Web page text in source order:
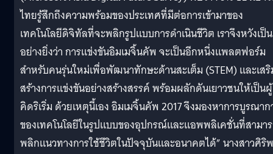
ไทยรู้สึกถึงความพร้อมของประเทศที่มีต่อการเข้ามาของ
เทคโนโลยีดิจิทัลที่จะพลิกรูปแบบการดำเนินชีวิต เราจึงหวังเป็น
อย่างยิ่งว่า การแข่งขันอิมเมจิ้นคัพ จะเป็นอีกหนึ่งแพลตฟอร์ม
สำหรับคนรุ่นใหม่เพื่อพัฒนาทักษะด้านสะเต็ม (STEM) และเส
สร้างการแข่งขันอย่างสร้างสรรค์ พร้อมผลักดันเยาวชนให้เป็นผู้
คิดริเริ่ม ด้วยเหตุนี้เอง อิมเมจิ้นคัพ 2017 จึงมองหาการบูรณาก
ของเทคโนโลยีในรูปแบบของอุปกรณ์และแอพพลิเคชั่นที่สามา
พลิกแนวทางการใช้ชีวิตในปัจจุบันและอนาคตได้” นางสาวศิริ